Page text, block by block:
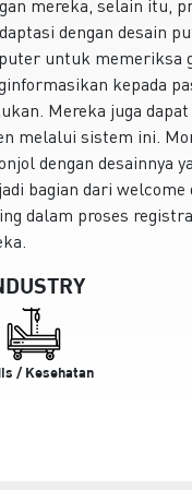
mereka, selain itu,
dengan desain
untuk memeriksa
kepada
Mereka juga
melalui sistem ini.
dengan desainnya
bagian dari
dalam proses
/ Kesehatan